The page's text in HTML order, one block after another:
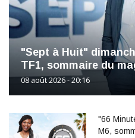
"Sept à Huit"
TF1, sommaire du
08 août 2026 - 20:16
"66
M6,